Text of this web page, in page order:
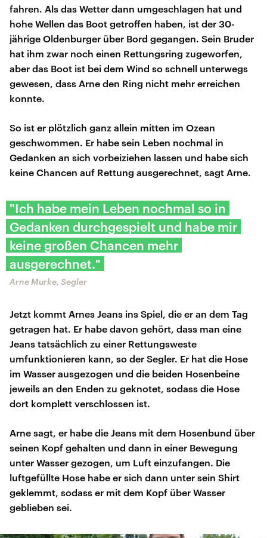
fahren. Als das Wetter dann umgeschlagen hat und
hohe Wellen das Boot getroffen haben, ist der 30-
jährige Oldenburger über Bord gegangen. Sein Bruder
hat ihm zwar noch einen Rettungsring zugeworfen,
aber das Boot ist bei dem Wind so schnell unterwegs
gewesen, dass Arne den Ring nicht mehr erreichen
konnte.
So ist er plötzlich ganz allein mitten im Ozean
geschwommen. Er habe sein Leben nochmal in
Gedanken an sich vorbeiziehen lassen und habe sich
keine Chancen auf Rettung ausgerechnet, sagt Arne.
"Ich habe mein Leben nochmal so in
Gedanken durchgespielt und habe mir
keine großen Chancen mehr
ausgerechnet."
Arne Murke, Segler
Jetzt kommt Arnes Jeans ins Spiel, die er an dem Tag
getragen hat. Er habe davon gehört, dass man eine
Jeans tatsächlich zu einer Rettungsweste
umfunktionieren kann, so der Segler. Er hat die Hose
im Wasser ausgezogen und die beiden Hosenbeine
jeweils an den Enden zu geknotet, sodass die Hose
dort komplett verschlossen ist.
Arne sagt, er habe die Jeans mit dem Hosenbund über
seinen Kopf gehalten und dann in einer Bewegung
unter Wasser gezogen, um Luft einzufangen. Die
luftgefüllte Hose habe er sich dann unter sein Shirt
geklemmt, sodass er mit dem Kopf über Wasser
geblieben sei.